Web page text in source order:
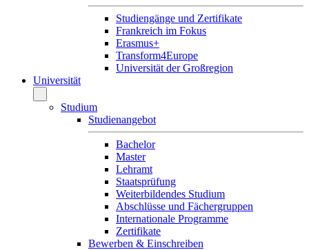
Studiengänge und Zertifikate
Frankreich im Fokus
Erasmus+
Transform4Europe
Universität der Großregion
Universität
Studium
Studienangebot
Bachelor
Master
Lehramt
Staatsprüfung
Weiterbildendes Studium
Abschlüsse und Fächergruppen
Internationale Programme
Zertifikate
Bewerben & Einschreiben